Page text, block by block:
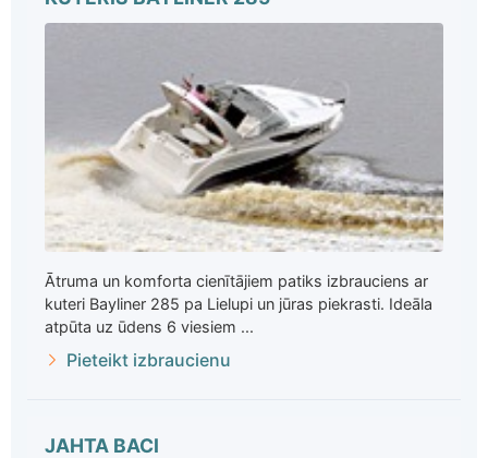
Ātruma un komforta cienītājiem patiks izbrauciens ar
kuteri Bayliner 285 pa Lielupi un jūras piekrasti. Ideāla
atpūta uz ūdens 6 viesiem ...
Pieteikt izbraucienu
JAHTA BACI